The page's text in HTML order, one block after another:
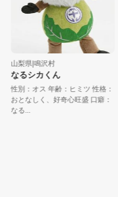
山梨県|鳴沢村
なるシカくん
性別：オス 年齢：ヒミツ 性格：
おとなしく、好奇心旺盛 口癖：
なる...